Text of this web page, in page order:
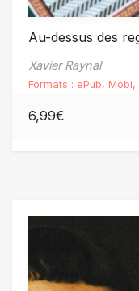
Au-dessus des
Xavier Raynal
Formats : ePub, Mobi,
6,99€